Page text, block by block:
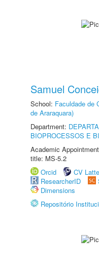
Samuel
School: Faculdade de
de Araraquara)
Department:
BIOPROCESSOS E
Academic
title: MS-5.2
Orcid
CV
ResearcherID
Dimensions
Repositório